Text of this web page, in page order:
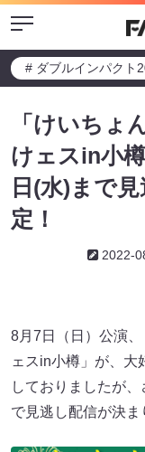
Menu
# ダブルインパクト
「けいちょ
けェスin小
日(水)まで
定！
2022-
8月7日（日）公演
ェスin小樽」が、大
しておりましたが
で見逃し配信が決ま